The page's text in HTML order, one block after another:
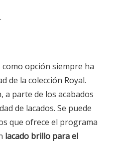
opción siempre ha
de la colección Royal.
a parte de los acabados
de lacados. Se puede
que ofrece el programa
lacado brillo para el